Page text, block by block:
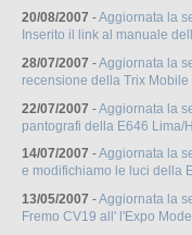
20/08/2007 -Aggiornata la
Inserito il link al manuale
28/07/2007 -Aggiornata la
recensione della Trix Mobile
22/07/2007 -Aggiornata la
pantografi della E646 Lima/
14/07/2007 -Aggiornata la
e modifichiamo le luci della
13/05/2007 -Aggiornata la
Fremo CV19 all' l'Expo